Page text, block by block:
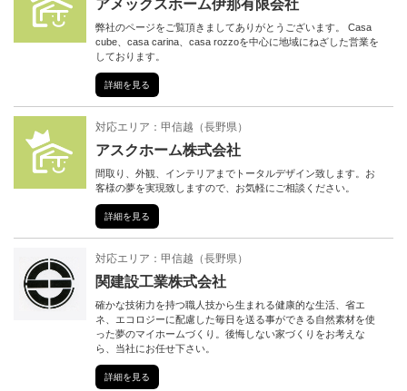
アメックスホーム伊那有限会社
弊社のページをご覧頂きましてありがとうございます。 Casa
cube、casa carina、casa rozzoを中心に地域にねざした営業を
しております。
詳細を見る
対応エリア： 甲信越 （長野県）
アスクホーム株式会社
間取り、外観、インテリアまでトータルデザイン致します。お
客様の夢を実現致しますので、お気軽にご相談ください。
詳細を見る
対応エリア： 甲信越 （長野県）
関建設工業株式会社
確かな技術力を持つ職人技から生まれる健康的な生活、省エ
ネ、エコロジーに配慮した毎日を送る事ができる自然素材を使
った夢のマイホームづくり。後悔しない家づくりをお考えな
ら、当社にお任せ下さい。
詳細を見る